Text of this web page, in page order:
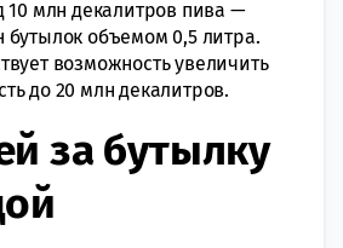
10 млн декалитров пива —
объемом 0,5 литра.
возможность увеличить
до 20 млн декалитров.
за бутылку